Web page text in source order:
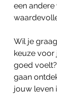
een andere
Wil je
keuze
goed
gaan
jouw leven